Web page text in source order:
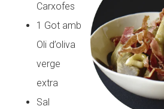
Carxofes
1 Got amb
Oli d’oliva
verge
extra
Sal
Memòria d'activitats
Proposta educativa
ACTUALITAT